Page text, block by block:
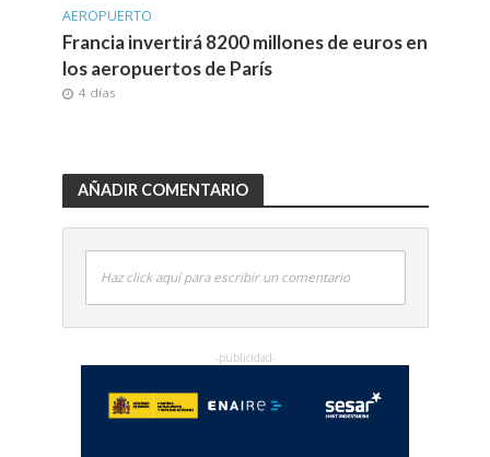
AEROPUERTO
Francia invertirá 8200 millones de euros en
los aeropuertos de París
4 días
AÑADIR COMENTARIO
Haz click aquí para escribir un comentario